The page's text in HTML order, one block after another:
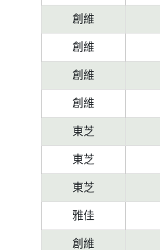
創維
創維
創維
創維
東芝
東芝
東芝
雅佳
創維